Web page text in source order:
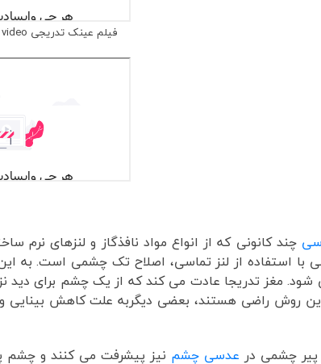
فیلم عینک تدریجی Progressive Eyeglass video
چند کانونی که از انواع مواد نافذگاز و لنزهای
با استفاده از لنز تماسی، اصلاح تک چشمی است. به
شود. مغز تدریجا عادت می کند که از یک چشم برای دید
این روش راضی هستند، بعضی دیگربه علت کاهش
چشمی در عدسی چشم نیز پیشرفت می کنند و چشم